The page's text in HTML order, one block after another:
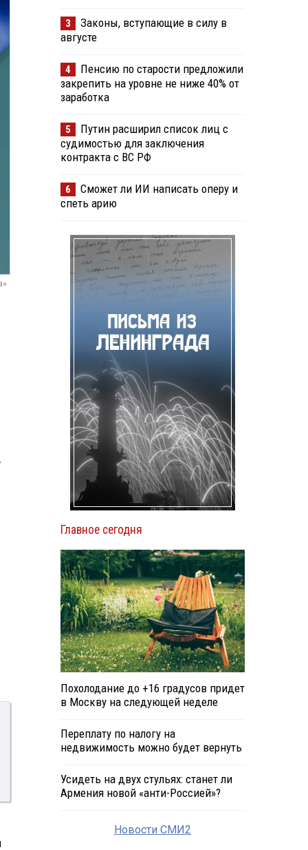
3
Законы, вступающие в силу в
августе
4
Пенсию по старости предложили
закрепить на уровне не ниже 40% от
заработка
5
Путин расширил список лиц с
судимостью для заключения
контракта с ВС РФ
6
Сможет ли ИИ написать оперу и
спеть арию
Главное сегодня
Похолодание до +16 градусов придет
в Москву на следующей неделе
Переплату по налогу на
недвижимость можно будет вернуть
Усидеть на двух стульях: станет ли
Армения новой «анти-Россией»?
Новости СМИ2